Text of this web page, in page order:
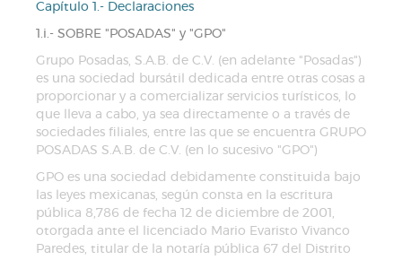
Capítulo 1.- Declaraciones
1.i.- SOBRE "POSADAS" y "GPO"
Grupo Posadas, S.A.B. de C.V. (en adelante "Posadas")
es una sociedad bursátil dedicada entre otras cosas a
proporcionar y a comercializar servicios turísticos, lo
que lleva a cabo, ya sea directamente o a través de
sociedades filiales, entre las que se encuentra GRUPO
POSADAS S.A.B. de C.V. (en lo sucesivo "GPO")
GPO es una sociedad debidamente constituida bajo
las leyes mexicanas, según consta en la escritura
pública 8,786 de fecha 12 de diciembre de 2001,
otorgada ante el licenciado Mario Evaristo Vivanco
Paredes, titular de la notaría pública 67 del Distrito